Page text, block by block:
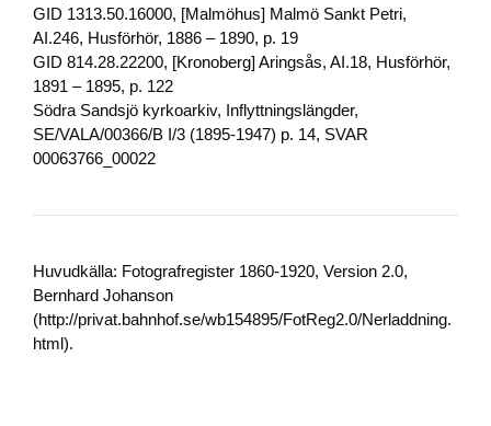
GID 1313.50.16000, [Malmöhus] Malmö Sankt Petri,
AI.246, Husförhör, 1886 – 1890, p. 19
GID 814.28.22200, [Kronoberg] Aringsås, AI.18, Husförhör,
1891 – 1895, p. 122
Södra Sandsjö kyrkoarkiv, Inflyttningslängder,
SE/VALA/00366/B I/3 (1895-1947) p. 14, SVAR
00063766_00022
Huvudkälla: Fotografregister 1860-1920, Version 2.0,
Bernhard Johanson
(http://privat.bahnhof.se/wb154895/FotReg2.0/Nerladdning.
html).